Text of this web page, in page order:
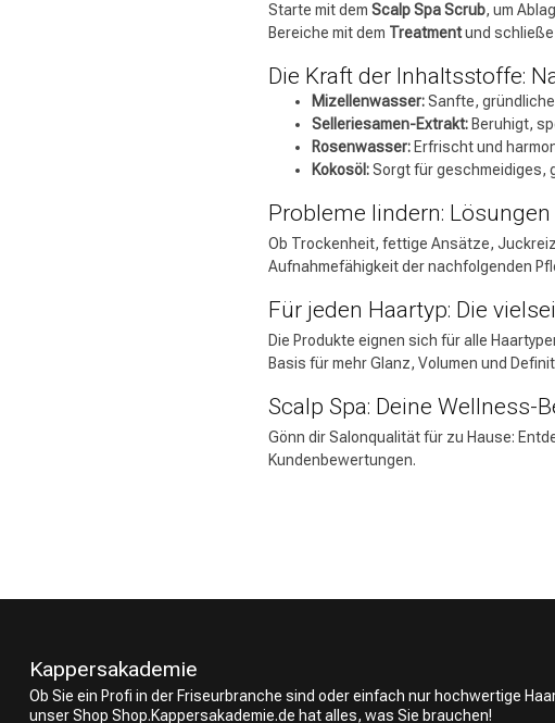
Starte mit dem Scalp Spa Scrub, um
Bereiche mit dem Treatmentund schließe
Die Kraft der Inhaltsstoffe:
Mizellenwasser:Sanfte,
Selleriesamen-Extrakt: Beruhigt,
Rosenwasser: Erfrischt und
Kokosöl:Sorgt für geschmeidiges,
Probleme lindern:
Ob Trockenheit, fettige Ansätze,
Aufnahmefähigkeit der nachfolgenden
Für jeden Haartyp: Die
Die Produkte eignen sich für alle
Basis für mehr Glanz, Volumen und
Scalp Spa: Deine
Gönn dir Salonqualität für zu Hause:
Kundenbewertungen.
Kappersakademie
Ob Sie ein Profi in der Friseurbranche sind oder einfach nur hochwertige
unser Shop Shop.Kappersakademie.de hat alles, was Sie brauchen!